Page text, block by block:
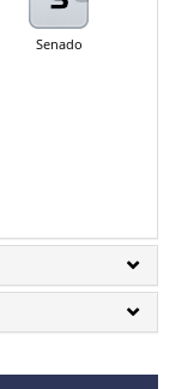
Senado